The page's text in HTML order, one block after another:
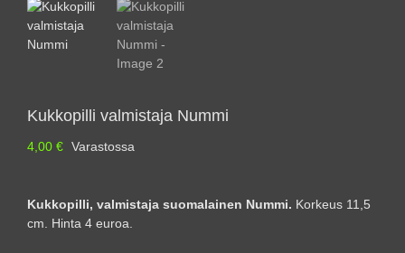
Kukkopilli valmistaja Nummi
4,00 € Varastossa
Kukkopilli, valmistaja suomalainen Nummi. Korkeus 11,5
cm. Hinta 4 euroa.